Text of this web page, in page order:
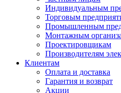
Индивидуальным
Торговым
Промышленным
Монтажным
Проектировщикам
Производителям
Клиентам
Оплата и доставка
Гарантия и возврат
Акции